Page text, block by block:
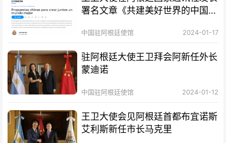
署名文章《共建美好世界的中国方
中国驻阿根廷使馆 2024-01-17
驻阿根廷大使王卫拜会阿新任外长
蒙迪诺
中国驻阿根廷使馆 2024-01-12
王卫大使会见阿根廷首都布宜诺斯
艾利斯新任市长马克里